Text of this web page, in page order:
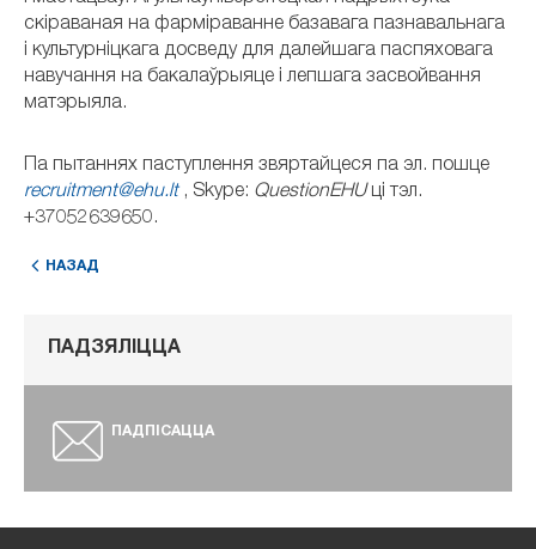
скіраваная на фарміраванне базавага пазнавальнага
і культурніцкага досведу для далейшага паспяховага
навучання на бакалаўрыяце і лепшага засвойвання
матэрыяла.
Па пытаннях паступлення звяртайцеся па эл. пошце
recruitment@ehu.lt, Skype: QuestionEHUці тэл.
+37052639650.
НАЗАД
ПАДЗЯЛІЦЦА
ПАДПІСАЦЦА